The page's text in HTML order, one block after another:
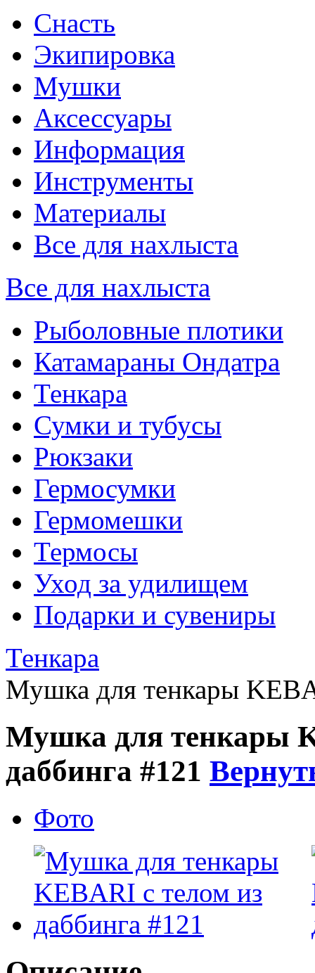
Снасть
Экипировка
Мушки
Аксессуары
Информация
Инструменты
Материалы
Все для нахлыста
Все для нахлыста
Рыболовные плотики
Катамараны Ондатра
Тенкара
Сумки и тубусы
Рюкзаки
Гермосумки
Гермомешки
Термосы
Уход за удилищем
Подарки и сувениры
Тенкара
Мушка для тенкары
Мушка для тенкары
даббинга #121
Фото